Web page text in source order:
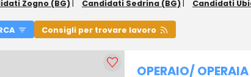
Zogno (BG) | Candidati Sedrina (BG) | Candidati
Consigli per trovare lavoro
OPERAIO/